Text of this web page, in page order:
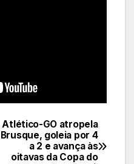
Atlético-GO atropela
Brusque, goleia por 4
a 2 e avança às
oitavas da Copa do